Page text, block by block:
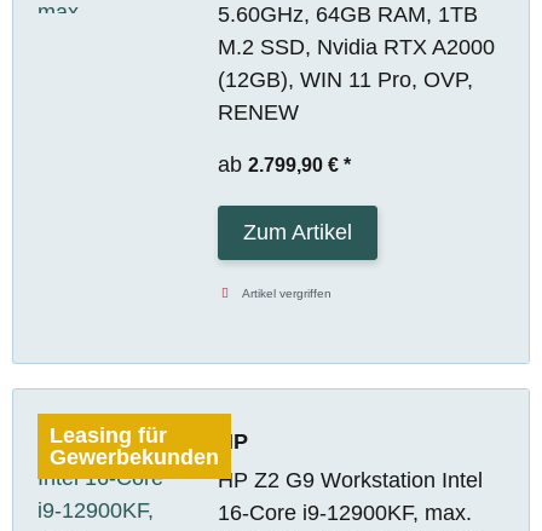
5.60GHz, 64GB RAM, 1TB
M.2 SSD, Nvidia RTX A2000
(12GB), WIN 11 Pro, OVP,
RENEW
ab 2.799,90 € *
Zum Artikel
Artikel vergriffen
Leasing für
Gewerbekunden
HP
HP Z2 G9 Workstation Intel
16-Core i9-12900KF, max.